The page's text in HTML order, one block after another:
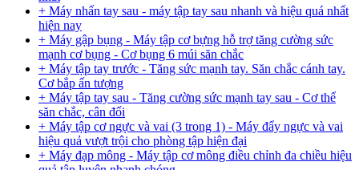
+ Máy nhấn tay sau - máy tập tay sau nhanh và hiệu quá nhất
hiện nay
+ Máy gập bụng - Máy tập cơ bựng hỗ trợ tăng cường sức
mạnh cơ bụng - Cơ bụng 6 múi săn chắc
+ Máy tập tay trước - Tăng sức mạnh tay. Săn chắc cánh tay.
Cơ bắp ấn tượng
+ Máy tập tay sau - Tăng cường sức mạnh tay sau - Cơ thể
săn chắc, cân đối
+ Máy tập cơ ngực và vai (3 trong 1) - Máy đẩy ngực và vai
hiệu quả vượt trội cho phòng tập hiện đại
+ Máy đạp mông - Máy tập cơ mông điều chỉnh đa chiều hiệu